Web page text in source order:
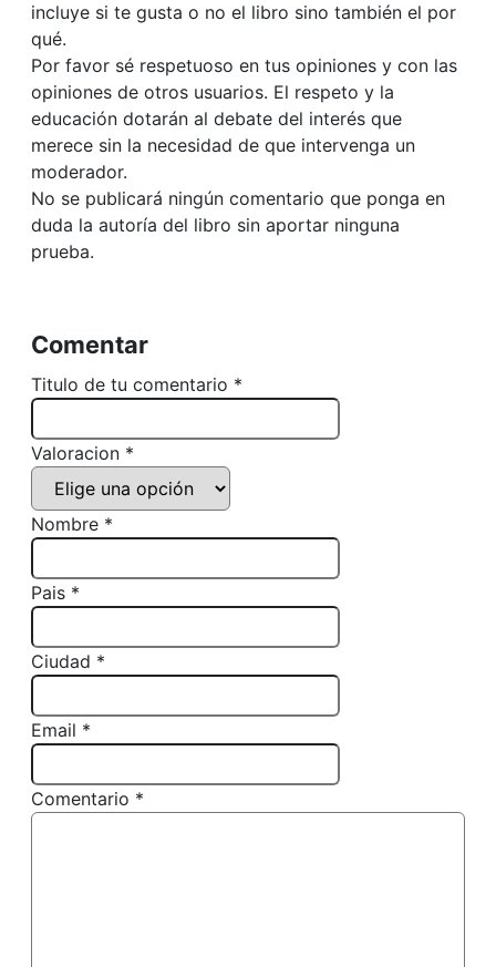
incluye si te gusta o no el libro sino también el por
qué.
Por favor sé respetuoso en tus opiniones y con las
opiniones de otros usuarios. El respeto y la
educación dotarán al debate del interés que
merece sin la necesidad de que intervenga un
moderador.
No se publicará ningún comentario que ponga en
duda la autoría del libro sin aportar ninguna
prueba.
Comentar
Titulo de tu comentario *
Valoracion *
Nombre *
Pais *
Ciudad *
Email *
Comentario *